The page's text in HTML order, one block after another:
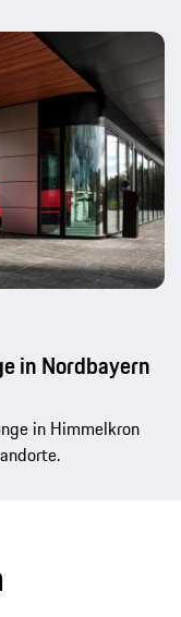
in Nordbayern
in Himmelkron